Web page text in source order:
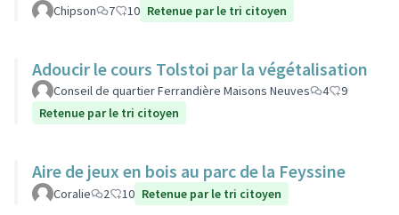
Chipson 7 10 Retenue par le tri citoyen
Adoucir le cours Tolstoi par la végétalisation
Conseil de quartier Ferrandière Maisons Neuves 4
9
Retenue par le tri citoyen
Aire de jeux en bois au parc de la Feyssine
Coralie 2 10 Retenue par le tri citoyen